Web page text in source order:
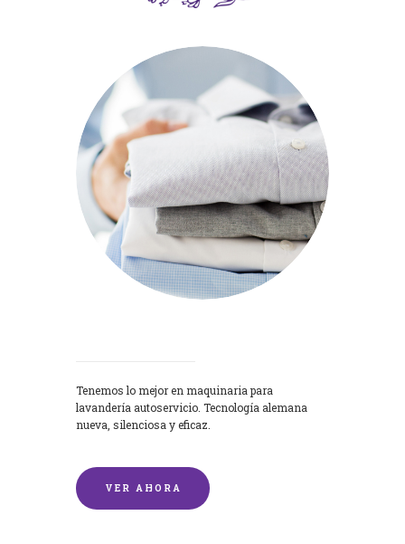
Tenemos lo mejor en maquinaria para
lavandería autoservicio. Tecnología alemana
nueva, silenciosa y eficaz.
VER AHORA